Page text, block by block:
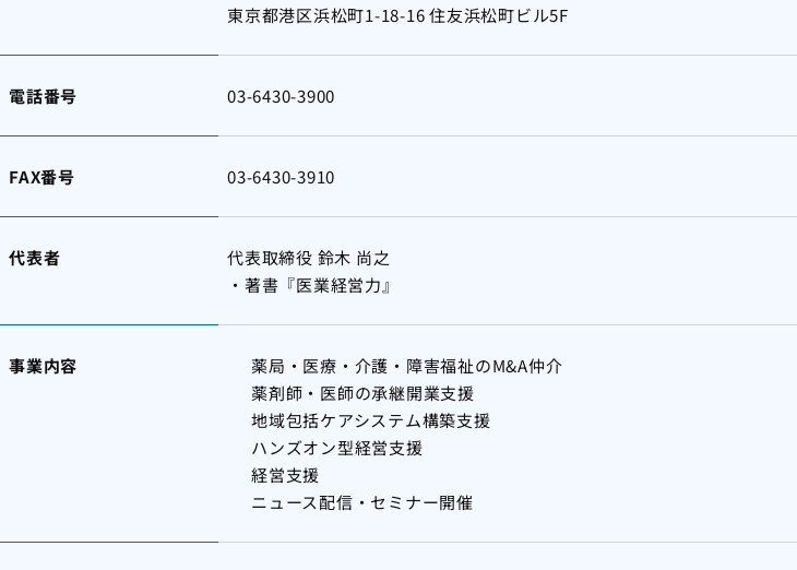
東京都港区浜松町1-18-16 住友浜松町ビル5F
電話番号 03-6430-3900
FAX番号 03-6430-3910
代表者
代表取締役 鈴木 尚之
・著書『医業経営力』
事業内容
薬局・医療・介護・障害福祉のM&A仲介
薬剤師・医師の承継開業支援
地域包括ケアシステム構築支援
ハンズオン型経営支援
経営支援
ニュース配信・セミナー開催